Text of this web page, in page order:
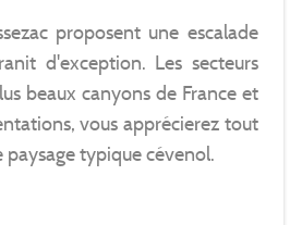
proposent une escalade
d'exception. Les secteurs
beaux canyons de France et
vous apprécierez tout
paysage typique cévenol.